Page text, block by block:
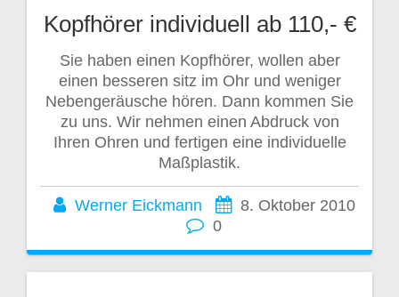
Kopfhörer individuell ab 110,- €
Sie haben einen Kopfhörer, wollen aber
einen besseren sitz im Ohr und weniger
Nebengeräusche hören. Dann kommen Sie
zu uns. Wir nehmen einen Abdruck von
Ihren Ohren und fertigen eine individuelle
Maßplastik.
Werner Eickmann
8. Oktober 2010
0